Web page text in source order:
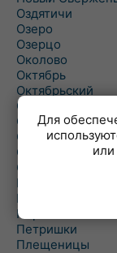
Оздятичи
Озеро
Озерцо
Околово
Октябрь
Октябрьский
Олехновичи
Омговичи
Оношки
Осовец
Острошицкий
Пасека
Пастовичи
Першаи
Петришки
Плещеницы
Для
или